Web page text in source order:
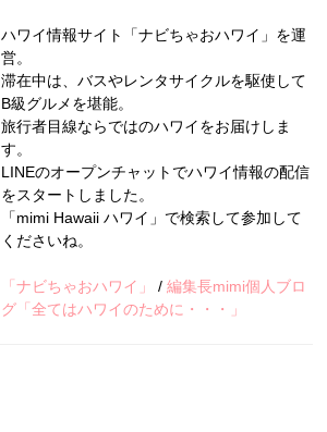
ハワイ情報サイト「ナビちゃおハワイ」を運
営。
滞在中は、バスやレンタサイクルを駆使して
B級グルメを堪能。
旅行者目線ならではのハワイをお届けしま
す。
LINEのオープンチャットでハワイ情報の配信
をスタートしました。
「mimi Hawaii ハワイ」で検索して参加して
くださいね。
「ナビちゃおハワイ」 /編集長mimi個人ブロ
グ「全てはハワイのために・・・」